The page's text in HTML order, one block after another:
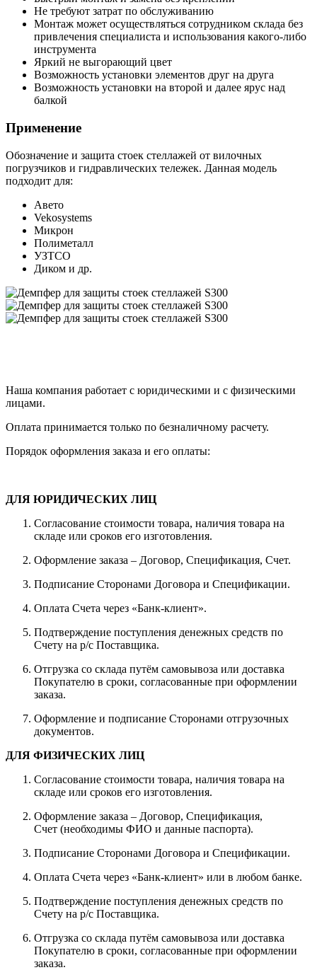
Не требуют затрат по обслуживанию
Монтаж может осуществляться сотрудником склада без
привлечения специалиста и использования какого-либо
инструмента
Яркий не выгорающий цвет
Возможность установки элементов друг на друга
Возможность установки на второй и далее ярус над
балкой
Применение
Обозначение и защита стоек стеллажей от вилочных
погрузчиков и гидравлических тележек. Данная модель
подходит для:
Авето
Vekosystems
Микрон
Полиметалл
УЗТСО
Диком и др.
Наша компания работает с юридическими и с физическими
лицами.
Оплата принимается только по безналичному расчету.
Порядок оформления заказа и его оплаты:
ДЛЯ ЮРИДИЧЕСКИХ ЛИЦ
Согласование стоимости товара, наличия товара на
складе или сроков его изготовления.
Оформление заказа – Договор, Спецификация, Счет.
Подписание Сторонами Договора и Спецификации.
Оплата Счета через «Банк-клиент».
Подтверждение поступления денежных средств по
Счету на р/с Поставщика.
Отгрузка со склада путём самовывоза или доставка
Покупателю в сроки, согласованные при оформлении
заказа.
Оформление и подписание Сторонами отгрузочных
документов.
ДЛЯ ФИЗИЧЕСКИХ ЛИЦ
Согласование стоимости товара, наличия товара на
складе или сроков его изготовления.
Оформление заказа – Договор, Спецификация,
Счет (необходимы ФИО и данные паспорта).
Подписание Сторонами Договора и Спецификации.
Оплата Счета через «Банк-клиент» или в любом банке.
Подтверждение поступления денежных средств по
Счету на р/с Поставщика.
Отгрузка со склада путём самовывоза или доставка
Покупателю в сроки, согласованные при оформлении
заказа.